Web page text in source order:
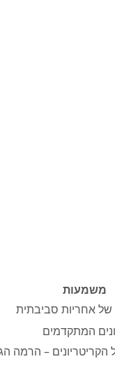
משמעות
אחריות סביבתית
המתקדמים
– הרמה